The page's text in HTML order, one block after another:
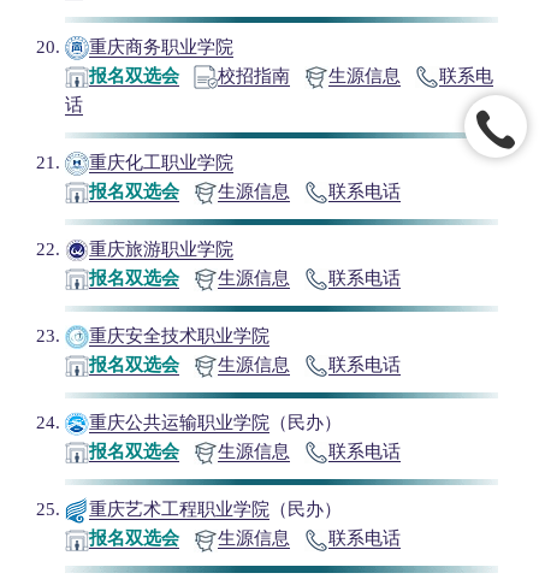
重庆商务职业学院
报名双选会
校招指南 生源信息
联系电
话
重庆化工职业学院
报名双选会
生源信息 联系电话
重庆旅游职业学院
报名双选会
生源信息 联系电话
重庆安全技术职业学院
报名双选会
生源信息 联系电话
重庆公共运输职业学院 （民办）
报名双选会
生源信息 联系电话
重庆艺术工程职业学院 （民办）
报名双选会
生源信息 联系电话